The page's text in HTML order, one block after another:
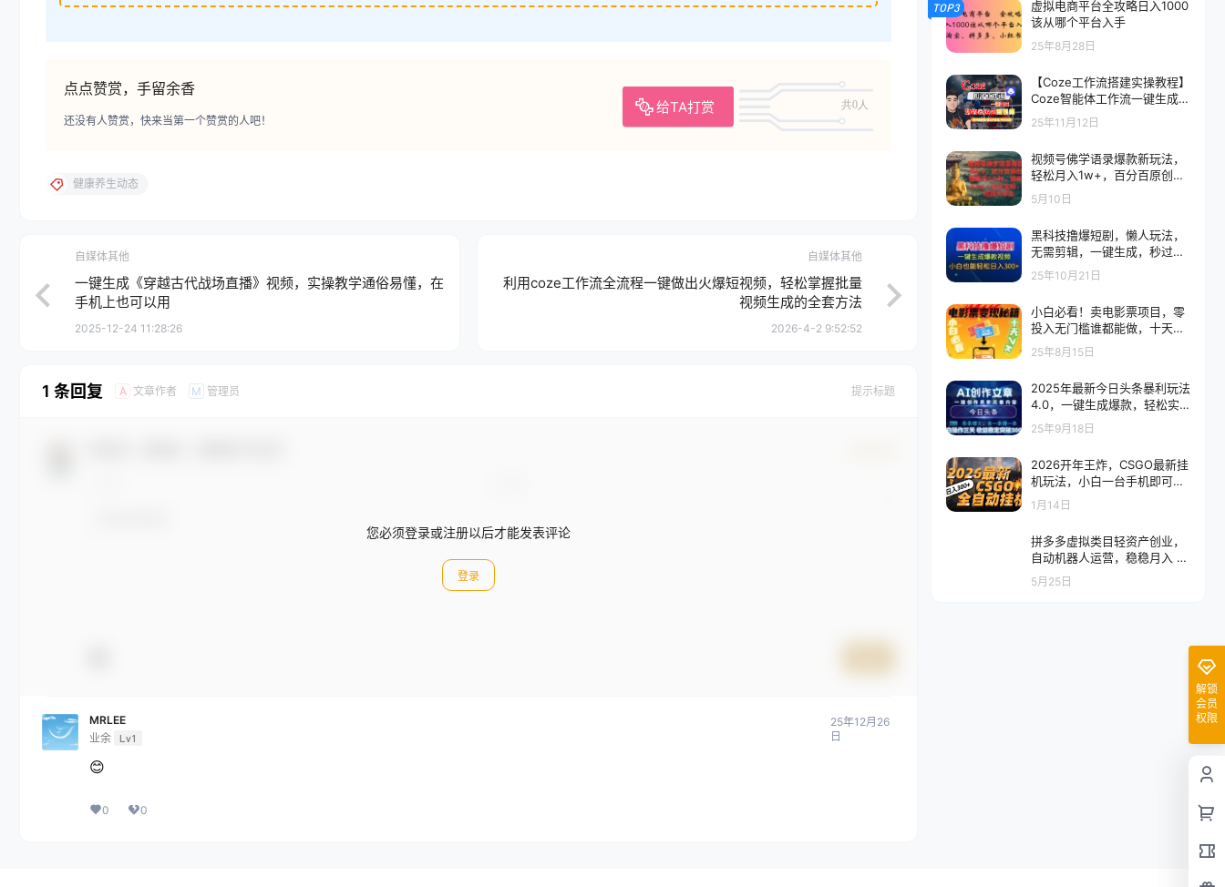
点点赞赏，手留余香
给TA打赏 共0人
还没有人赞赏，快来当第一个赞赏的人吧！
健康养生动态
自媒体其他
一键生成《穿越古代战场直播》视频，实操教学通俗易懂，在
手机上也可以用
2025-12-24 11:28:26
自媒体其他
利用coze工作流全流程一键做出火爆短视频，轻松掌握批量
视频生成的全套方法
2026-4-2 9:52:52
1 条回复 A 文章作者 M 管理员 提示标题
您必须登录或注册以后才能发表评论
登录
MRLEE
业余 Lv1
25年12月26
日
😊
0 0
TOP3
虚拟电商平台全攻略日入1000
该从哪个平台入手
25年8月28日
【Coze工作流搭建实操教程】
Coze智能体工作流一键生成
“动物奥运会“短视频，全流程
保姆级教学—AI视频制作教程_
_AIGC人工智能！
25年11月12日
视频号佛学语录爆款新玩法，
轻松月入1w+，百分百原创视
频每天1小时轻松月入1w+
5月10日
黑科技撸爆短剧，懒人玩法，
无需剪辑，一键生成，秒过原
创，小白也能轻松日入1k
25年10月21日
小白必看！卖电影票项目，零
投入无门槛谁都能做，十天到
手 7k，照做就行【揭秘】
25年8月15日
2025年最新今日头条暴利玩法
4.0，一键生成爆款，轻松实
现矩阵日入3000+
25年9月18日
2026开年王炸，CSGO最新挂
机玩法，小白一台手机即可操
作，日入500+，颠覆传统搬
砖
1月14日
拼多多虚拟类目轻资产创业，
自动机器人运营，稳稳月入 1-
5W
5月25日
解锁
会员
权限